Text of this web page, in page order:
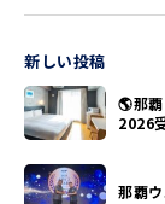
新しい投稿
🌎那
2026
那覇